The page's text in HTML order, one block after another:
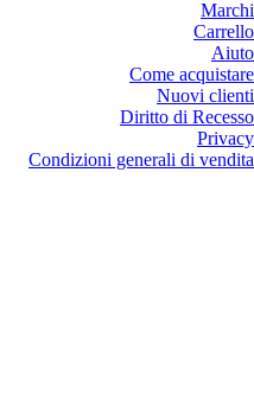
Marchi
Carrello
Aiuto
Come acquistare
Nuovi clienti
Diritto di Recesso
Privacy
Condizioni generali di vendita